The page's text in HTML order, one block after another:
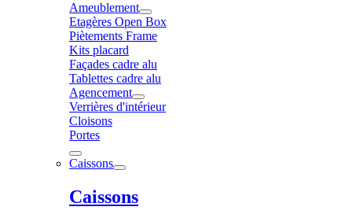
Ameublement
Etagères Open Box
Piètements Frame
Kits placard
Façades cadre alu
Tablettes cadre alu
Agencement
Verrières d'intérieur
Cloisons
Portes
Caissons
Caissons